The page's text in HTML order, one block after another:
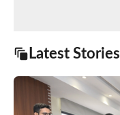
Latest Stories